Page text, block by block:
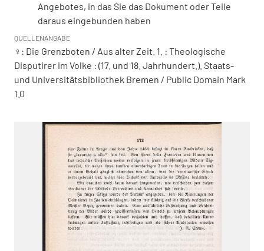
Angebotes, in das Sie das Dokument oder Teile
daraus eingebunden haben
QUELLENANGABE
♀: Die Grenzboten / Aus alter Zeit. 1. : Theologische
Disputirer im Volke : (17. und 18. Jahrhundert.). Staats-
und Universitätsbibliothek Bremen / Public Domain Mark
1.0